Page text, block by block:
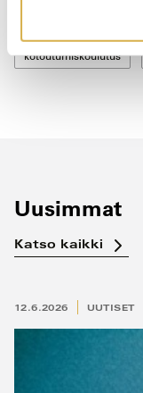
kotoutumiskoulutus
Uusimmat
Katso kaikki
12.6.2026 UUTISET